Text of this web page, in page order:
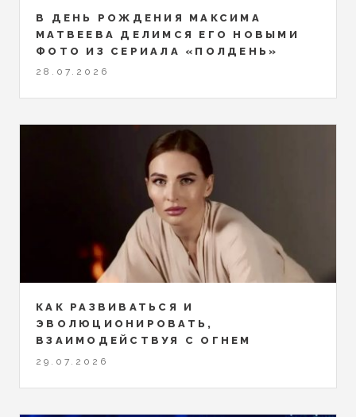
В ДЕНЬ РОЖДЕНИЯ МАКСИМА
МАТВЕЕВА ДЕЛИМСЯ ЕГО НОВЫМИ
ФОТО ИЗ СЕРИАЛА «ПОЛДЕНЬ»
28.07.2026
КАК РАЗВИВАТЬСЯ И
ЭВОЛЮЦИОНИРОВАТЬ,
ВЗАИМОДЕЙСТВУЯ С ОГНЕМ
29.07.2026